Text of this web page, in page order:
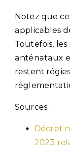
Notez que
applicables
Toutefois,
anténataux
restent
Sources :
Décret
2023